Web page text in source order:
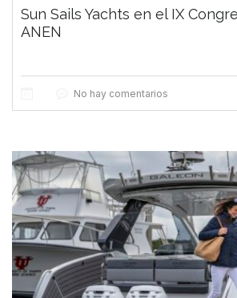
Sun Sails Yachts en el IX
ANEN
No hay comentarios